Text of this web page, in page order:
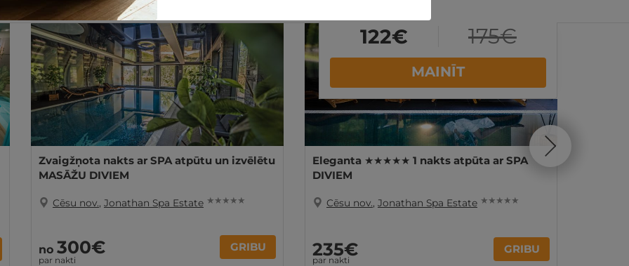
122€ 175€
MAINĪT
Zvaigžņota nakts ar SPA atpūtu un izvēlētu
MASĀŽU DIVIEM
Cēsu nov., Jonathan Spa Estate ★ ★ ★ ★ ★
no 300€
par nakti
GRIBU
Eleganta ★★★★★ 1 nakts atpūta ar SPA
DIVIEM
Cēsu nov., Jonathan Spa Estate ★ ★ ★ ★ ★
235€
par nakti
GRIBU